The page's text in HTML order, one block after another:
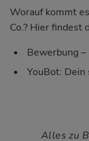
Worauf kommt
Co.? Hier findest
Bewerbung
YouBot:
Alles zu